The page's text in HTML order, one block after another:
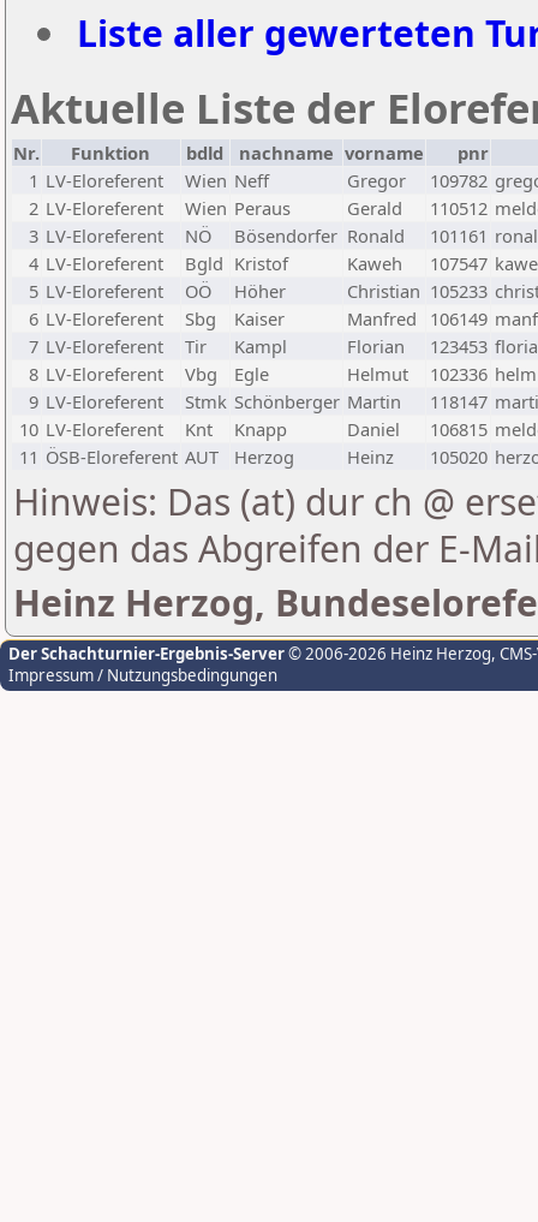
Liste aller gewerteten
Aktuelle Liste der
Nr. Funktion bdld nachname vorname
pnr
1 LV-Eloreferent Wien Neff Gregor 109782
2 LV-Eloreferent Wien Peraus Gerald 110512
3 LV-Eloreferent NÖ Bösendorfer Ronald 101161
4 LV-Eloreferent Bgld Kristof Kaweh 107547
5 LV-Eloreferent OÖ Höher Christian 105233
6 LV-Eloreferent Sbg Kaiser Manfred 106149
7 LV-Eloreferent Tir Kampl Florian 123453
8 LV-Eloreferent Vbg Egle Helmut 102336
9 LV-Eloreferent Stmk Schönberger Martin 118147
10 LV-Eloreferent Knt Knapp Daniel 106815
11 ÖSB-Eloreferent AUT Herzog Heinz 105020
Hinweis: Das (at) dur ch @
gegen das Abgreifen der E-
Heinz Herzog,
Der Schachturnier-Ergebnis-Server© 2006-2026 Heinz Herzog,
Impressum / Nutzungsbedingungen